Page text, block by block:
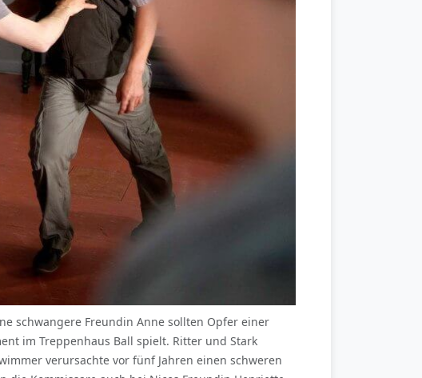
schwangere Freundin Anne sollten Opfer einer
im Treppenhaus Ball spielt. Ritter und Stark
verursachte vor fünf Jahren einen schweren